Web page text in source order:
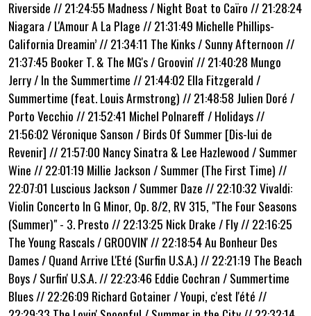
Riverside // 21:24:55 Madness / Night Boat to Caïro // 21:28:24
Niagara / L'Amour A La Plage //21:31:49 Michelle Phillips-
California Dreamin’ // 21:34:11 The Kinks / Sunny Afternoon //
21:37:45 Booker T. & The MG's / Groovin' // 21:40:28 Mungo
Jerry / In the Summertime // 21:44:02 Ella Fitzgerald /
Summertime (feat. Louis Armstrong) //21:48:58 Julien Doré /
Porto Vecchio //21:52:41 Michel Polnareff / Holidays //
21:56:02 Véronique Sanson / Birds Of Summer [Dis-lui de
Revenir] //21:57:00 Nancy Sinatra & Lee Hazlewood / Summer
Wine // 22:01:19 Millie Jackson / Summer (The First Time) //
22:07:01 Luscious Jackson / Summer Daze // 22:10:32 Vivaldi:
Violin Concerto In G Minor, Op. 8/2, RV 315, "The Four Seasons
(Summer)" - 3. Presto // 22:13:25 Nick Drake / Fly // 22:16:25
The Young Rascals / GROOVIN' // 22:18:54 Au Bonheur Des
Dames / Quand Arrive L'Eté (Surfin U.S.A.) // 22:21:19 The Beach
Boys / Surfin' U.S.A. // 22:23:46 Eddie Cochran / Summertime
Blues // 22:26:09 Richard Gotainer / Youpi, c'est l'été //